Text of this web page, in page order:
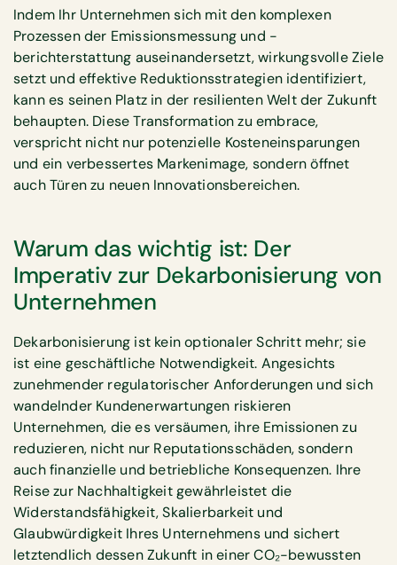
Indem Ihr Unternehmen sich mit den komplexen
Prozessen der Emissionsmessung und -
berichterstattung auseinandersetzt, wirkungsvolle Ziele
setzt und effektive Reduktionsstrategien identifiziert,
kann es seinen Platz in der resilienten Welt der Zukunft
behaupten. Diese Transformation zu embrace,
verspricht nicht nur potenzielle Kosteneinsparungen
und ein verbessertes Markenimage, sondern öffnet
auch Türen zu neuen Innovationsbereichen.
Warum das wichtig ist: Der
Imperativ zur Dekarbonisierung von
Unternehmen
Dekarbonisierung ist kein optionaler Schritt mehr; sie
ist eine geschäftliche Notwendigkeit. Angesichts
zunehmender regulatorischer Anforderungen und sich
wandelnder Kundenerwartungen riskieren
Unternehmen, die es versäumen, ihre Emissionen zu
reduzieren, nicht nur Reputationsschäden, sondern
auch finanzielle und betriebliche Konsequenzen. Ihre
Reise zur Nachhaltigkeit gewährleistet die
Widerstandsfähigkeit, Skalierbarkeit und
Glaubwürdigkeit Ihres Unternehmens und sichert
letztendlich dessen Zukunft in einer CO₂-bewussten